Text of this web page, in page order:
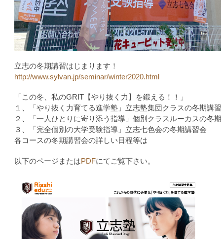
立志の冬期講習はじまります！
http://www.sylvan.jp/seminar/winter2020.html
「この冬、私のGRIT【やり抜く力】を鍛える！！」
１、「やり抜く力育てる進学塾」立志塾集団クラスの冬期講
２、「一人ひとりに寄り添う指導」個別クラスルーカスの冬
３、「完全個別の大学受験指導」立志七色会の冬期講習会
各コースの冬期講習会の詳しい日程等は
以下のページまたはPDFにてご覧下さい。